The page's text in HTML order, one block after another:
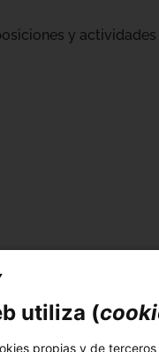
y actividades
utiliza (
propias y de